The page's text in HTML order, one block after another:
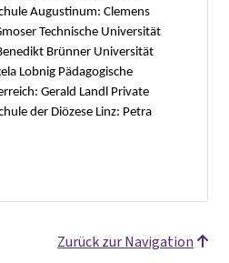
Augustinum: Clemens
Technische Universität
Brünner Universität
Lobnig Pädagogische
Gerald Landl Private
der Diözese Linz: Petra
Zurück zur Navigation